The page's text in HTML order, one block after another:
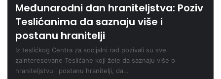
Međunarodni dan hraniteljstva: Poziv
Teslićanima da saznaju više i
postanu hranitelji
Iz teslićkog Centra za socijalni rad pozivali su sve
zainteresovane Teslićane koji žele da saznaju više o
hraniteljstvu i postanu hranitelji, da…